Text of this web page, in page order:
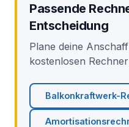
Passende
Entscheidung
Plane deine
kostenlosen
Balkonkraftwerk-